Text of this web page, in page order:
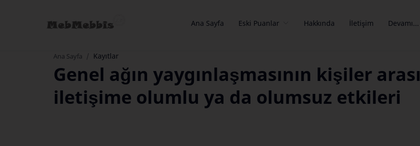
Ana Sayfa Eski Puanlar Hakkında İletişim Devamı...
Ana Sayfa Kayıtlar
Genel ağın yaygınlaşmasının kişiler arası
iletişime olumlu ya da olumsuz etkileri